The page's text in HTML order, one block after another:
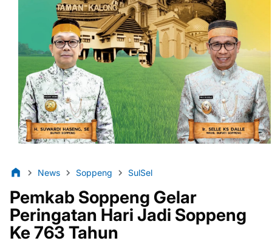
News Soppeng SulSel
Pemkab Soppeng Gelar
Peringatan Hari Jadi Soppeng
Ke 763 Tahun